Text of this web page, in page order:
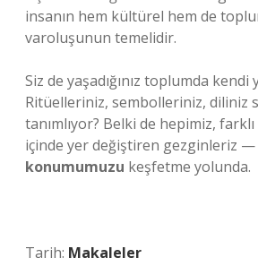
insanın hem kültürel hem de
varoluşunun temelidir.
Siz de yaşadığınız toplumda
Ritüelleriniz, sembolleriniz, diliniz
tanımlıyor? Belki de hepimiz,
içinde yer değiştiren gezginleriz —
konumumuzu keşfetme yolunda.
Tarih: Makaleler